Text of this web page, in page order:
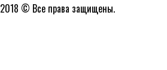
2018 © Все права защищены.